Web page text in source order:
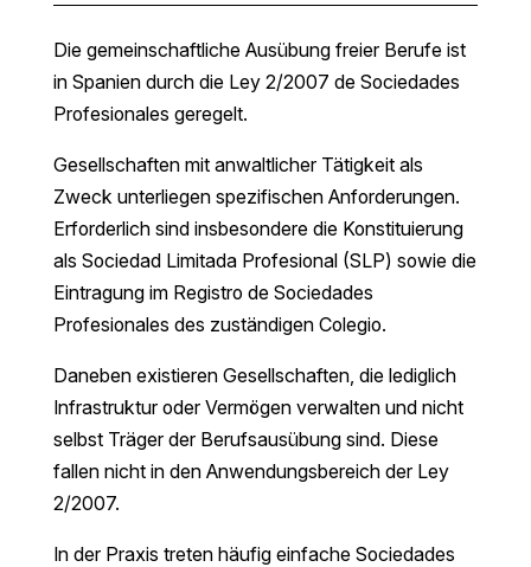
Die gemeinschaftliche Ausübung freier Berufe ist
in Spanien durch die Ley 2/2007 de Sociedades
Profesionales geregelt.
Gesellschaften mit anwaltlicher Tätigkeit als
Zweck unterliegen spezifischen Anforderungen.
Erforderlich sind insbesondere die Konstituierung
als Sociedad Limitada Profesional (SLP) sowie die
Eintragung im Registro de Sociedades
Profesionales des zuständigen Colegio.
Daneben existieren Gesellschaften, die lediglich
Infrastruktur oder Vermögen verwalten und nicht
selbst Träger der Berufsausübung sind. Diese
fallen nicht in den Anwendungsbereich der Ley
2/2007.
In der Praxis treten häufig einfache Sociedades